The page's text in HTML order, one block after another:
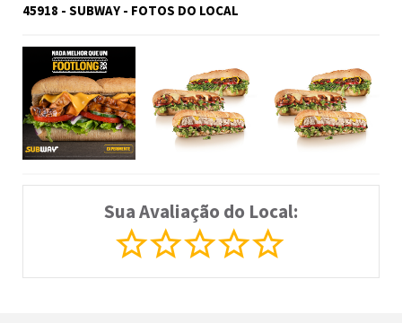
45918 - SUBWAY - FOTOS DO LOCAL
Sua Avaliação do Local: